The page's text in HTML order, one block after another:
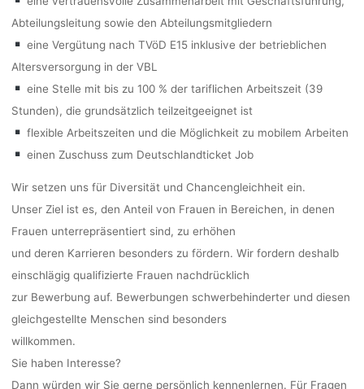
Abteilungsleitung sowie den Abteilungsmitgliedern
eine Vergütung nach TVöD E15 inklusive der betrieblichen
Altersversorgung in der VBL
eine Stelle mit bis zu 100 % der tariflichen Arbeitszeit (39
Stunden), die grundsätzlich teilzeitgeeignet ist
flexible Arbeitszeiten und die Möglichkeit zu mobilem Arbeiten
einen Zuschuss zum Deutschlandticket Job
Wir setzen uns für Diversität und Chancengleichheit ein.
Unser Ziel ist es, den Anteil von Frauen in Bereichen, in denen
Frauen unterrepräsentiert sind, zu erhöhen
und deren Karrieren besonders zu fördern. Wir fordern deshalb
einschlägig qualifizierte Frauen nachdrücklich
zur Bewerbung auf. Bewerbungen schwerbehinderter und diesen
gleichgestellte Menschen sind besonders
willkommen.
Sie haben Interesse?
Dann würden wir Sie gerne persönlich kennenlernen. Für Fragen